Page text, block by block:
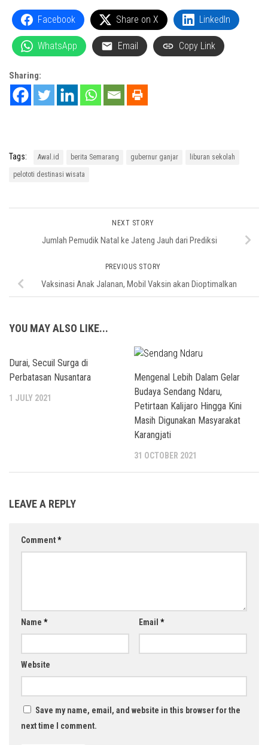
Facebook Share on X LinkedIn
WhatsApp Email Copy Link
Sharing:
Tags: Awal.id berita Semarang gubernur ganjar liburan sekolah
pelototi destinasi wisata
NEXT STORY
Jumlah Pemudik Natal ke Jateng Jauh dari Prediksi
PREVIOUS STORY
Vaksinasi Anak Jalanan, Mobil Vaksin akan Dioptimalkan
YOU MAY ALSO LIKE...
Durai, Secuil Surga di
Perbatasan Nusantara
1 JULY 2021
Mengenal Lebih Dalam Gelar
Budaya Sendang Ndaru,
Petirtaan Kalijaro Hingga Kini
Masih Digunakan Masyarakat
Karangjati
31 OCTOBER 2021
LEAVE A REPLY
Comment*
Name * Email *
Website
Save my name, email, and website in this browser for the
next time I comment.